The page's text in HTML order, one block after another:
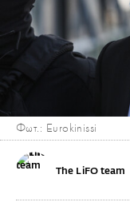
Φωτ.: Eurokinissi
The LiFO team